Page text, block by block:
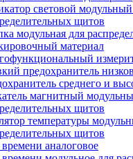
световой
щитов
модульная для
материал
предохранитель
среднего и
магнитный
щитов
температуры
щитов
времени аналоговое